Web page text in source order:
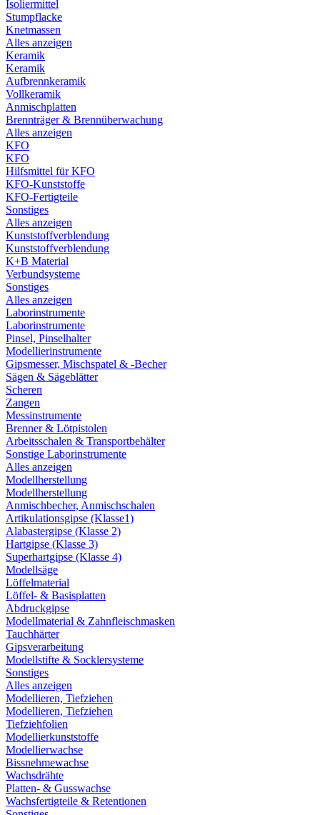
Isoliermittel
Stumpflacke
Knetmassen
Alles anzeigen
Keramik
Keramik
Aufbrennkeramik
Vollkeramik
Anmischplatten
Brennträger & Brennüberwachung
Alles anzeigen
KFO
KFO
Hilfsmittel für KFO
KFO-Kunststoffe
KFO-Fertigteile
Sonstiges
Alles anzeigen
Kunststoffverblendung
Kunststoffverblendung
K+B Material
Verbundsysteme
Sonstiges
Alles anzeigen
Laborinstrumente
Laborinstrumente
Pinsel, Pinselhalter
Modellierinstrumente
Gipsmesser, Mischspatel & -Becher
Sägen & Sägeblätter
Scheren
Zangen
Messinstrumente
Brenner & Lötpistolen
Arbeitsschalen & Transportbehälter
Sonstige Laborinstrumente
Alles anzeigen
Modellherstellung
Modellherstellung
Anmischbecher, Anmischschalen
Artikulationsgipse (Klasse1)
Alabastergipse (Klasse 2)
Hartgipse (Klasse 3)
Superhartgipse (Klasse 4)
Modellsäge
Löffelmaterial
Löffel- & Basisplatten
Abdruckgipse
Modellmaterial & Zahnfleischmasken
Tauchhärter
Gipsverarbeitung
Modellstifte & Socklersysteme
Sonstiges
Alles anzeigen
Modellieren, Tiefziehen
Modellieren, Tiefziehen
Tiefziehfolien
Modellierkunststoffe
Modellierwachse
Bissnehmewachse
Wachsdrähte
Platten- & Gusswachse
Wachsfertigteile & Retentionen